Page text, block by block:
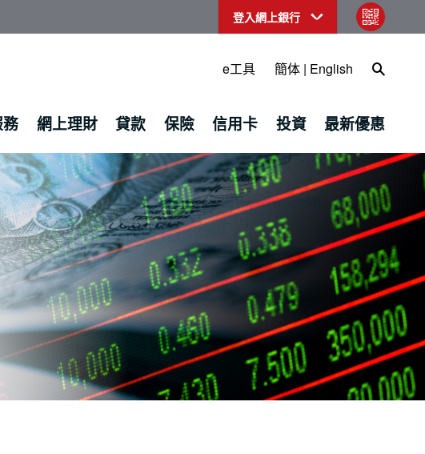
登入網上銀行
qr code
e工具 簡体 | English Open
網上理財 貸款 保險 信用卡 投資 最新優惠